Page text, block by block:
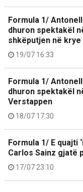
Formula 1/
dhuron spektakël
shkëputjen në
19/07 16:33
Formula 1/
dhuron spektakël
Verstappen
18/07 17:30
Formula 1/ E quajti
Carlos Sainz gjatë
17/07 23:10